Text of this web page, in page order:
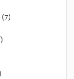
(7)